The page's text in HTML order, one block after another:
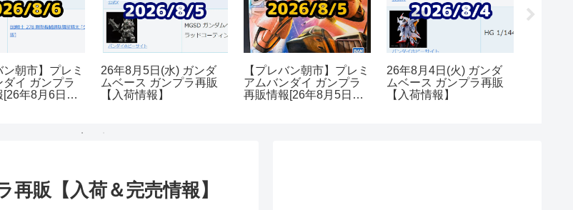
ン朝市】プレミ
ダイ ガンプラ
年8月6日
26年8月5日(水) ガンダ
ムベース ガンプラ再販
【入荷情報】
【プレバン朝市】プレミ
アムバンダイ ガンプラ
再販情報[26年8月5日
26年8月4日(火) ガンダ
ムベース ガンプラ再販
【入荷情報】
販【入荷＆完売情報】